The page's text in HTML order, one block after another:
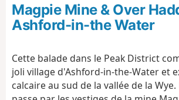
o
Magpie Mine & Over
Ashford-in-the Water
Cette balade dans le Peak District
joli village d'Ashford-in-the-Water et
calcaire au sud de la vallée de la